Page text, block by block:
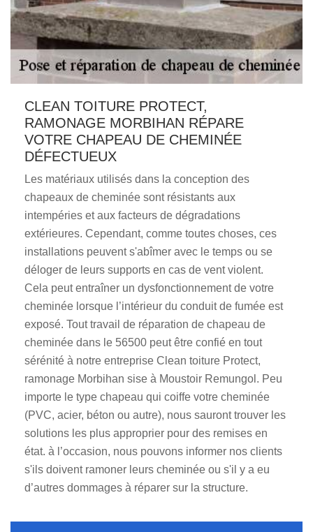
CLEAN TOITURE PROTECT,
RAMONAGE MORBIHAN RÉPARE
VOTRE CHAPEAU DE CHEMINÉE
DÉFECTUEUX
Les matériaux utilisés dans la conception des
chapeaux de cheminée sont résistants aux
intempéries et aux facteurs de dégradations
extérieures. Cependant, comme toutes choses, ces
installations peuvent s'abîmer avec le temps ou se
déloger de leurs supports en cas de vent violent.
Cela peut entraîner un dysfonctionnement de votre
cheminée lorsque l’intérieur du conduit de fumée est
exposé. Tout travail de réparation de chapeau de
cheminée dans le 56500 peut être confié en tout
sérénité à notre entreprise Clean toiture Protect,
ramonage Morbihan sise à Moustoir Remungol. Peu
importe le type chapeau qui coiffe votre cheminée
(PVC, acier, béton ou autre), nous sauront trouver les
solutions les plus approprier pour des remises en
état. à l’occasion, nous pouvons informer nos clients
s'ils doivent ramoner leurs cheminée ou s'il y a eu
d’autres dommages à réparer sur la structure.